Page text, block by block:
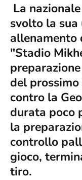
La
svolto la sua
allenamento
"Stadio
del prossimo
contro la
durata poco
la
controllo
gioco,
tiro.